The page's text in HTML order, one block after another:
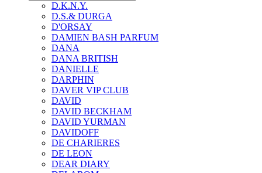
D.K.N.Y.
D.S.& DURGA
D'ORSAY
DAMIEN BASH PARFUM
DANA
DANA BRITISH
DANIELLE
DARPHIN
DAVER VIP CLUB
DAVID
DAVID BECKHAM
DAVID YURMAN
DAVIDOFF
DE CHARIERES
DE LEON
DEAR DIARY